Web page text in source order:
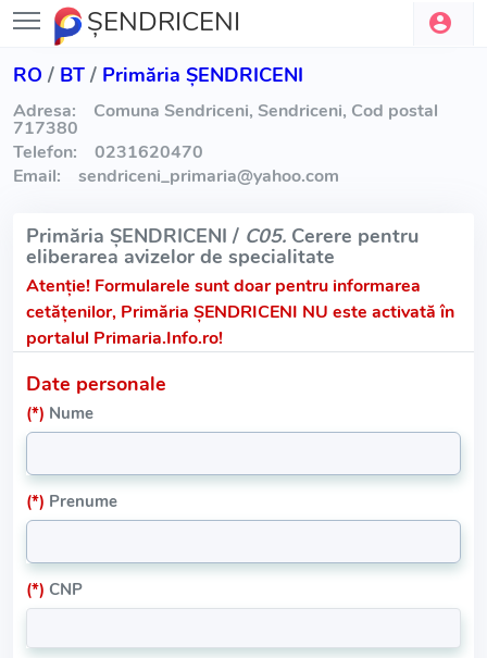
ŞENDRICENI
RO / BT / Primăria ŞENDRICENI
Adresa: Comuna Sendriceni, Sendriceni, Cod postal
717380
Telefon:
0231620470
Email:
sendriceni_primaria@yahoo.com
Primăria ŞENDRICENI / C05. Cerere pentru
eliberarea avizelor de specialitate
Atenție! Formularele sunt doar pentru informarea
cetățenilor, Primăria ŞENDRICENI NU este activată în
portalul Primaria.Info.ro!
Date personale
(*) Nume
(*) Prenume
(*) CNP